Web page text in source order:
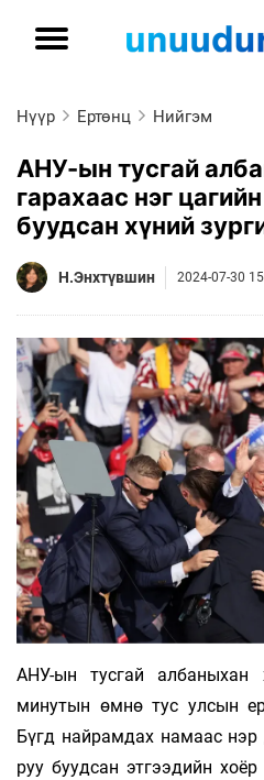
Нүүр Ертөнц Нийгэм
АНУ-ын тусгай
гарахаас нэг
буудсан хүний
Н.Энхтүвшин 2024-07-30
АНУ-ын тусгай
минутын өмнө тус улсын
Бүгд найрамдах намаас
руу буудсан этгээдийн